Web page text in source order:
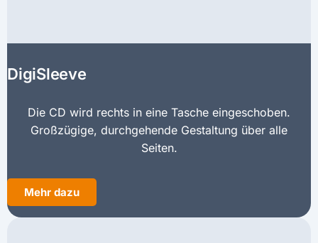
DigiSleeve
Die CD wird rechts in eine Tasche eingeschoben.
Großzügige, durchgehende Gestaltung über alle
Seiten.
Mehr dazu